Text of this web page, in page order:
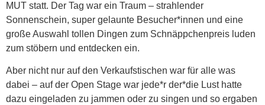
MUT statt. Der Tag war ein Traum – strahlender
Sonnenschein, super gelaunte Besucher*innen und eine
große Auswahl tollen Dingen zum Schnäppchenpreis luden
zum stöbern und entdecken ein.
Aber nicht nur auf den Verkaufstischen war für alle was
dabei – auf der Open Stage war jede*r der*die Lust hatte
dazu eingeladen zu jammen oder zu singen und so ergaben